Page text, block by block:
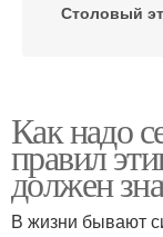
Столовый
Как надо
правил
должен
В жизни бывают